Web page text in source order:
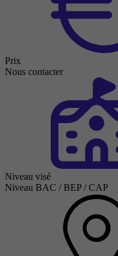
Prix
Nous contacter
Niveau visé
Niveau BAC / BEP / CAP